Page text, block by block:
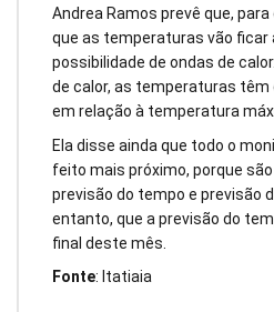
Andrea Ramos prevê que,
que as temperaturas vão ficar
possibilidade de ondas de
de calor, as temperaturas têm
em relação à temperatura
Ela disse ainda que todo o
feito mais próximo, porque
previsão do tempo e previsão
entanto, que a previsão do
final deste mês.
Fonte: Itatiaia